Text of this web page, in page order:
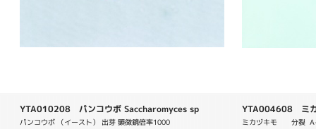
YTA010208 パンコウボ Saccharomyces sp
パンコウボ （イースト） 出芽 顕微鏡倍率1000
YTA004608 ミ
ミカヅキモ　　分裂